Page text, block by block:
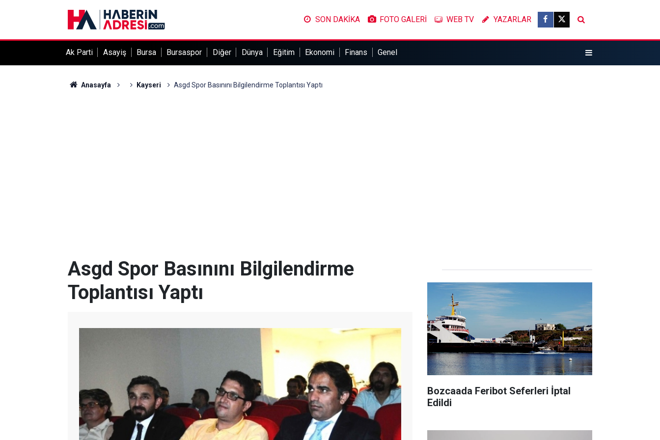
SON DAKİKA FOTO GALERİ WEB TV YAZARLAR
Ak Parti Asayiş Bursa Bursaspor Diğer Dünya Eğitim Ekonomi Finans Genel
Anasayfa Kayseri Asgd Spor Basınını Bilgilendirme Toplantısı Yaptı
Asgd Spor Basınını Bilgilendirme
Toplantısı Yaptı
Bozcaada Feribot Seferleri İptal
Edildi